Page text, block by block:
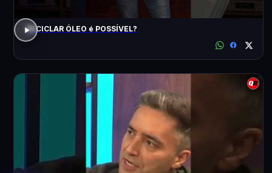
RECICLAR ÓLEO é POSSÍVEL?